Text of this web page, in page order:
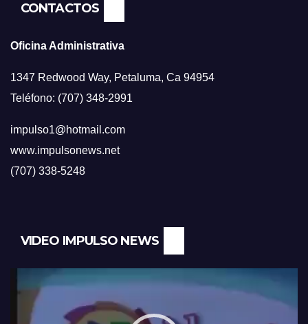
CONTACTOS
Oficina Administrativa
1347 Redwood Way, Petaluma, Ca 94954
Teléfono: (707) 348-2991
impulso1@hotmail.com
www.impulsonews.net
(707) 338-5248
VIDEO IMPULSO NEWS
Reproductor